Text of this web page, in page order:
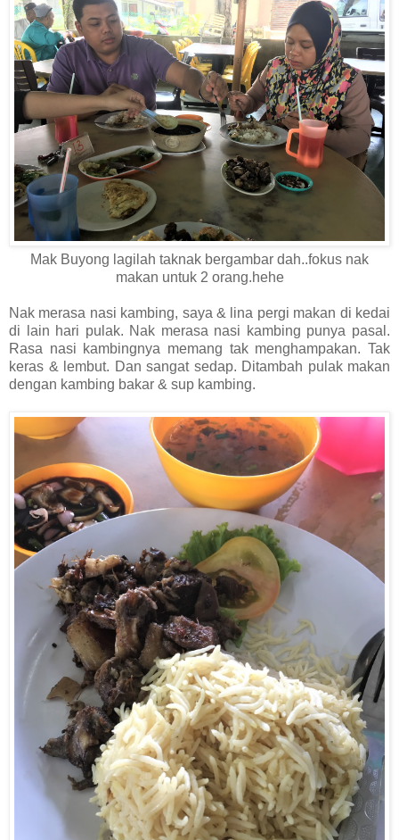
Mak Buyong lagilah taknak bergambar dah..fokus nak
makan untuk 2 orang.hehe
Nak merasa nasi kambing, saya & lina pergi makan di kedai
di lain hari pulak. Nak merasa nasi kambing punya pasal.
Rasa nasi kambingnya memang tak menghampakan. Tak
keras & lembut. Dan sangat sedap. Ditambah pulak makan
dengan kambing bakar & sup kambing.